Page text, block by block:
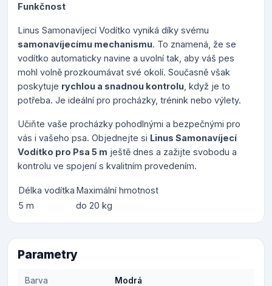
Funkčnost
Linus Samonavíjecí Vodítko vyniká díky svému
samonavíjecímu mechanismu. To znamená, že se
vodítko automaticky navine a uvolní tak, aby váš pes
mohl volně prozkoumávat své okolí. Současně však
poskytuje rychlou a snadnou kontrolu , když je to
potřeba. Je ideální pro procházky, trénink nebo výlety.
Učiňte vaše procházky pohodlnými a bezpečnými pro
vás i vašeho psa. Objednejte si Linus Samonavíjecí
Vodítko pro Psa 5 m ještě dnes a zažijte svobodu a
kontrolu ve spojení s kvalitním provedením.
Délka vodítka Maximální hmotnost
5 m
do 20 kg
Parametry
Barva Modrá